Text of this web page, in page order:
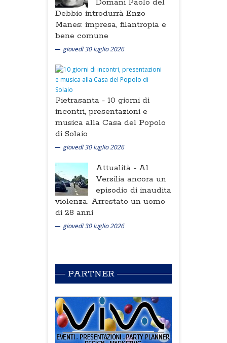
Domani Paolo del
Debbio introdurrà Enzo
Manes: impresa, filantropia e
bene comune
giovedì 30 luglio 2026
Pietrasanta - 10 giorni di
incontri, presentazioni e
musica alla Casa del Popolo
di Solaio
giovedì 30 luglio 2026
Attualità - Al
Versilia ancora un
episodio di inaudita
violenza. Arrestato un uomo
di 28 anni
giovedì 30 luglio 2026
PARTNER